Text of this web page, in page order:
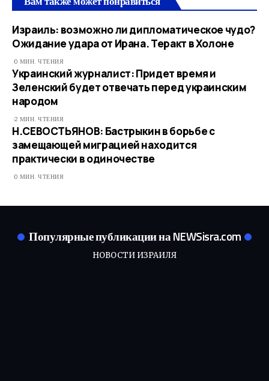
Израиль: возможно ли дипломатическое чудо?
Ожидание удара от Ирана. Теракт в Холоне
0 МИН. ЧТЕНИЯ
Украинский журналист: Придет время и
Зеленский будет отвечать перед украинским
народом
2 МИН. ЧТЕНИЯ
Н.СЕВОСТЬЯНОВ: Бастрыкин в борьбе с
замещающей миграцией находится
практически в одиночестве
0 МИН. ЧТЕНИЯ
Популярные публикации на NEWSisra.com
НОВОСТИ ИЗРАИЛЯ